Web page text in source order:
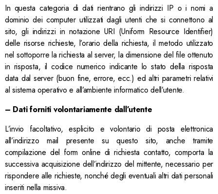
In questa categoria di dati rientrano gli indirizzi IP o i nomi a
dominio dei computer utilizzati dagli utenti che si connettono al
sito, gli indirizzi in notazione URI (Uniform Resource Identifier)
delle risorse richieste, l’orario della richiesta, il metodo utilizzato
nel sottoporre la richiesta al server, la dimensione del file ottenuto
in risposta, il codice numerico indicante lo stato della risposta
data dal server (buon fine, errore, ecc.) ed altri parametri relativi
al sistema operativo e all’ambiente informatico dell’utente.
– Dati forniti volontariamente dall’utente
L’invio facoltativo, esplicito e volontario di posta elettronica
all’indirizzo mail presente su questo sito, anche tramite
compilazione del form online di richiesta contatto, comporta la
successiva acquisizione dell’indirizzo del mittente, necessario per
rispondere alle richieste, nonché degli eventuali altri dati personali
inseriti nella missiva.